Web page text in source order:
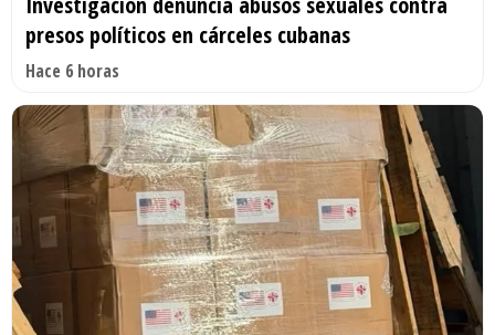
presos políticos en cárceles cubanas
Hace 6 horas